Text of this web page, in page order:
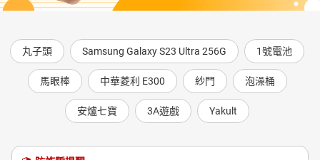
丸子頭 Samsung Galaxy S23 Ultra 256G 1號電池
馬眼棒 中華菱利 E300 紗門 泡澡桶
安爐七寶 3A遊戲 Yakult